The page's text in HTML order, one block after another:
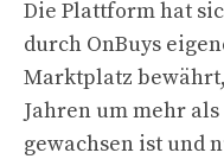
Die Plattform hat
durch OnBuys
Marktplatz
Jahren um mehr als
gewachsen ist und